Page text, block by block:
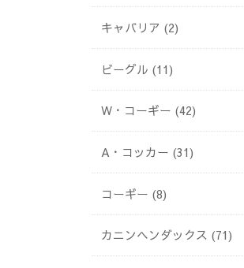
キャバリア (2)
ビーグル (11)
W・コーギー (42)
A・コッカー (31)
コーギー (8)
カニンヘンダックス (71)